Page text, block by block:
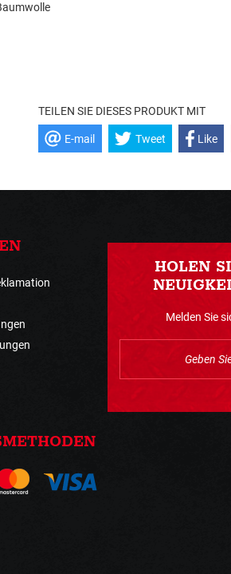
TEILEN SIE DIESES PRODUKT MIT
E-mail Tweet Like
HOLEN
Melden Sie